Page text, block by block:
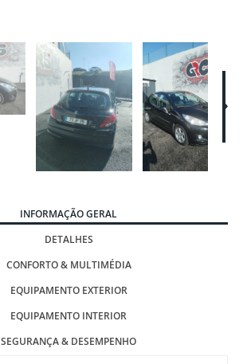
INFORMAÇÃO GERAL
DETALHES
CONFORTO & MULTIMÉDIA
EQUIPAMENTO EXTERIOR
EQUIPAMENTO INTERIOR
SEGURANÇA & DESEMPENHO